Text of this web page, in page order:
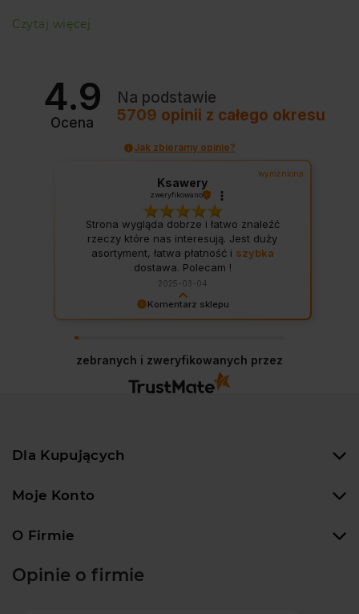
Czytaj więcej
4.9
Ocena
Na podstawie
5709 opinii z całego okresu
Jak zbieramy opinie?
Komentarz sklepu
wkrótce znów u nas zagościsz!
wyróżniona
Ksawery
zweryfikowano
Strona wygląda dobrze i łatwo znaleźć
rzeczy które nas interesują. Jest duży
asortyment, łatwa płatność i szybka
dostawa. Polecam !
2025-03-04
zebranych i zweryfikowanych przez
Dla Kupujących
Moje Konto
O Firmie
Opinie o firmie